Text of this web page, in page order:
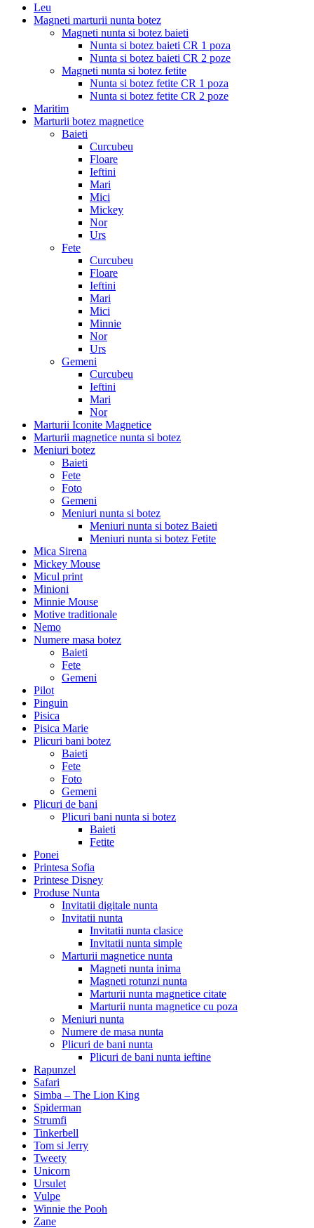
Leu
Magneti marturii nunta botez
Magneti nunta si botez baieti
Nunta si botez baieti CR 1 poza
Nunta si botez baieti CR 2 poze
Magneti nunta si botez fetite
Nunta si botez fetite CR 1 poza
Nunta si botez fetite CR 2 poze
Maritim
Marturii botez magnetice
Baieti
Curcubeu
Floare
Ieftini
Mari
Mici
Mickey
Nor
Urs
Fete
Curcubeu
Floare
Ieftini
Mari
Mici
Minnie
Nor
Urs
Gemeni
Curcubeu
Ieftini
Mari
Nor
Marturii Iconite Magnetice
Marturii magnetice nunta si botez
Meniuri botez
Baieti
Fete
Foto
Gemeni
Meniuri nunta si botez
Meniuri nunta si botez Baieti
Meniuri nunta si botez Fetite
Mica Sirena
Mickey Mouse
Micul print
Minioni
Minnie Mouse
Motive traditionale
Nemo
Numere masa botez
Baieti
Fete
Gemeni
Pilot
Pinguin
Pisica
Pisica Marie
Plicuri bani botez
Baieti
Fete
Foto
Gemeni
Plicuri de bani
Plicuri bani nunta si botez
Baieti
Fetite
Ponei
Printesa Sofia
Printese Disney
Produse Nunta
Invitatii digitale nunta
Invitatii nunta
Invitatii nunta clasice
Invitatii nunta simple
Marturii magnetice nunta
Magneti nunta inima
Magneti rotunzi nunta
Marturii nunta magnetice citate
Marturii nunta magnetice cu poza
Meniuri nunta
Numere de masa nunta
Plicuri de bani nunta
Plicuri de bani nunta ieftine
Rapunzel
Safari
Simba – The Lion King
Spiderman
Strumfi
Tinkerbell
Tom si Jerry
Tweety
Unicorn
Ursulet
Vulpe
Winnie the Pooh
Zane